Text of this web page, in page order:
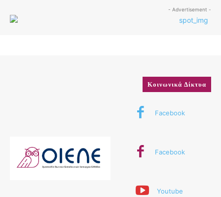
- Advertisement -
Κοινωνικά Δίκτυα
Facebook
Facebook
Youtube